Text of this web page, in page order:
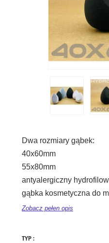
Dwa rozmiary gąbek:
40x60mm
55x80mm
antyalergiczny
gąbka kosmetyczna do
Zobacz pełen opis
TYP :